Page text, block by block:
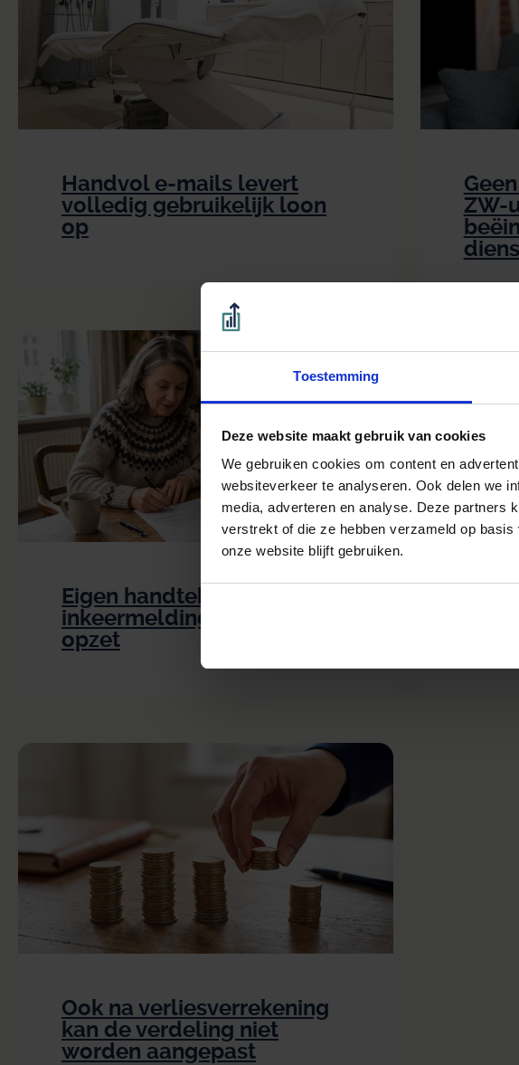
Toestemming
Deze website maakt gebruik van cookies
We gebruiken cookies om content en
websiteverkeer te analyseren. Ook delen we
media, adverteren en analyse. Deze partners
verstrekt of die ze hebben verzameld op
onze website blijft gebruiken.
Handvol e-mails levert
volledig gebruikelijk loon
op
ZW-
Eigen handtekening onder
inkeermelding bewijst
opzet
Ook na verliesverrekening
kan de verdeling niet
worden aangepast